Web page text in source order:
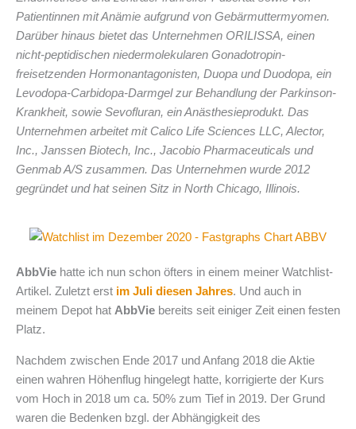
Patientinnen mit Anämie aufgrund von Gebärmuttermyomen.
Darüber hinaus bietet das Unternehmen ORILISSA, einen
nicht-peptidischen niedermolekularen Gonadotropin-
freisetzenden Hormonantagonisten, Duopa und Duodopa, ein
Levodopa-Carbidopa-Darmgel zur Behandlung der Parkinson-
Krankheit, sowie Sevofluran, ein Anästhesieprodukt. Das
Unternehmen arbeitet mit Calico Life Sciences LLC, Alector,
Inc., Janssen Biotech, Inc., Jacobio Pharmaceuticals und
Genmab A/S zusammen. Das Unternehmen wurde 2012
gegründet und hat seinen Sitz in North Chicago, Illinois.
AbbVie hatte ich nun schon öfters in einem meiner Watchlist-
Artikel. Zuletzt erst im Juli diesen Jahres. Und auch in
meinem Depot hat AbbVie bereits seit einiger Zeit einen festen
Platz.
Nachdem zwischen Ende 2017 und Anfang 2018 die Aktie
einen wahren Höhenflug hingelegt hatte, korrigierte der Kurs
vom Hoch in 2018 um ca. 50% zum Tief in 2019. Der Grund
waren die Bedenken bzgl. der Abhängigkeit des